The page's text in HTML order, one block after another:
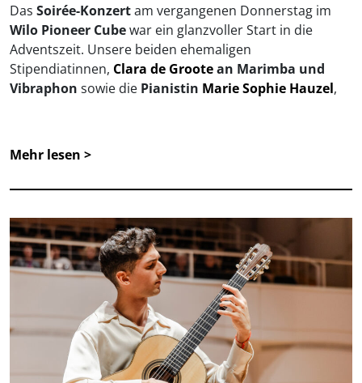
Das Soirée-Konzertam vergangenen Donnerstag im
Wilo Pioneer Cubewar ein glanzvoller Start in die
Adventszeit. Unsere beiden ehemaligen
Stipendiatinnen, Clara de Grootean Marimba und
Vibraphon sowie die Pianistin Marie Sophie Hauzel,
Mehr lesen >